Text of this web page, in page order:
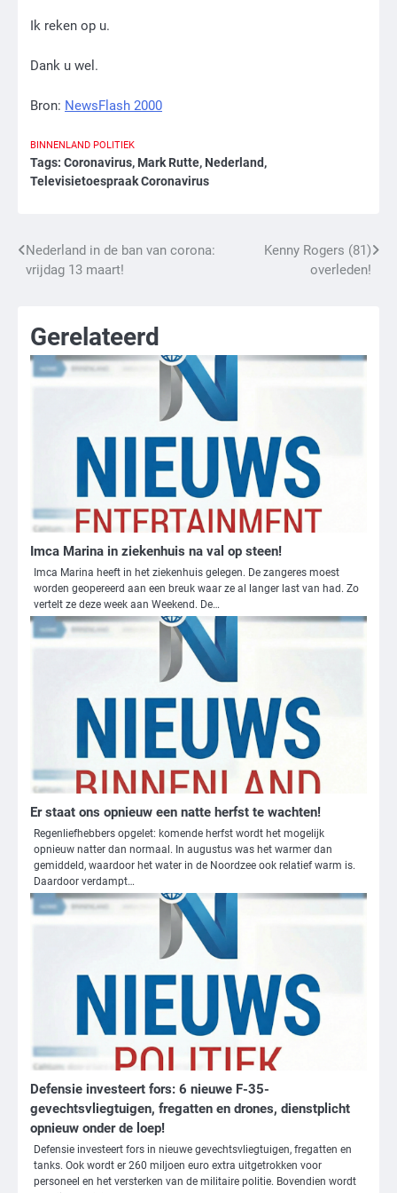
Ik reken op u.
Dank u wel.
Bron: NewsFlash 2000
BINNENLAND POLITIEK
Tags: Coronavirus, Mark Rutte, Nederland,
Televisietoespraak Coronavirus
Bericht
navigatie
Nederland in de ban van corona:
vrijdag 13 maart!
Kenny Rogers (81)
overleden!
Gerelateerd
Imca Marina in ziekenhuis na val op steen!
Imca Marina heeft in het ziekenhuis gelegen. De zangeres moest
worden geopereerd aan een breuk waar ze al langer last van had. Zo
vertelt ze deze week aan Weekend. De…
Er staat ons opnieuw een natte herfst te wachten!
Regenliefhebbers opgelet: komende herfst wordt het mogelijk
opnieuw natter dan normaal. In augustus was het warmer dan
gemiddeld, waardoor het water in de Noordzee ook relatief warm is.
Daardoor verdampt…
Defensie investeert fors: 6 nieuwe F-35-
gevechtsvliegtuigen, fregatten en drones, dienstplicht
opnieuw onder de loep!
Defensie investeert fors in nieuwe gevechtsvliegtuigen, fregatten en
tanks. Ook wordt er 260 miljoen euro extra uitgetrokken voor
personeel en het versterken van de militaire politie. Bovendien wordt
Nick Reiner, zoon van regisseur Rob
Reiner, gearresteerd na dood ouders
Ms. Army Girl
Amerikaanse regisseur Rob Reiner en
vrouw dood gevonden in hun huis,
eigen zoon hoofdverdachte
Mr. Gamer
5